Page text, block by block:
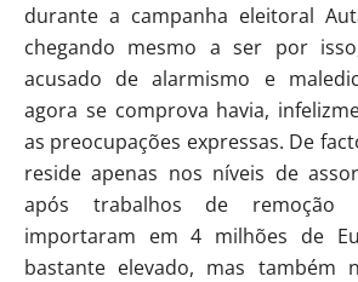
durante a campanha eleitoral
chegando mesmo a ser por
acusado de alarmismo e
agora se comprova havia,
as preocupações expressas. De
reside apenas nos níveis de
após trabalhos de remoção
importaram em 4 milhões de
bastante elevado, mas também